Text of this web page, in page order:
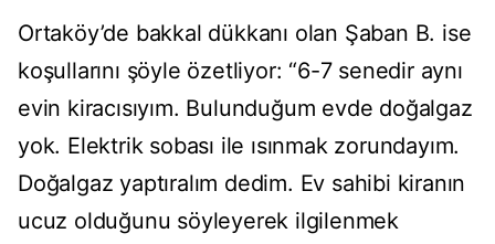
Ortaköy’de bakkal dükkanı olan Şaban B. ise
koşullarını şöyle özetliyor: “6-7 senedir aynı
evin kiracısıyım. Bulunduğum evde doğalgaz
yok. Elektrik sobası ile ısınmak zorundayım.
Doğalgaz yaptıralım dedim. Ev sahibi kiranın
ucuz olduğunu söyleyerek ilgilenmek